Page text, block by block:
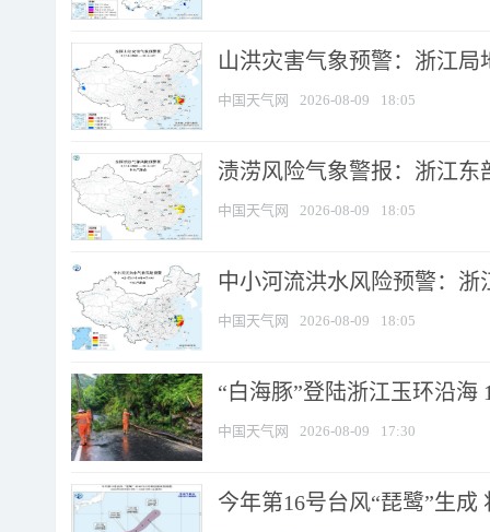
山洪灾害气象预警：浙江
中国天气网 2026-08-09 18:05
渍涝风险气象警报：浙江
中国天气网 2026-08-09 18:05
中小河流洪水风险预警：
中国天气网 2026-08-09 18:05
“白海豚”登陆浙江玉环沿海
中国天气网 2026-08-09 17:30
今年第16号台风“琵鹭”生